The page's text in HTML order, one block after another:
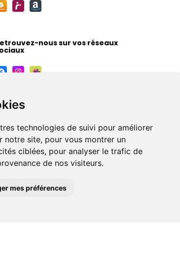
technologies de suivi pour améliorer
notre site, pour vous montrer un
ciblées, pour analyser le trafic de
de nos visiteurs.
mes préférences
nous sur vos réseaux
homéopathiques,
parapharmacie, diététique et